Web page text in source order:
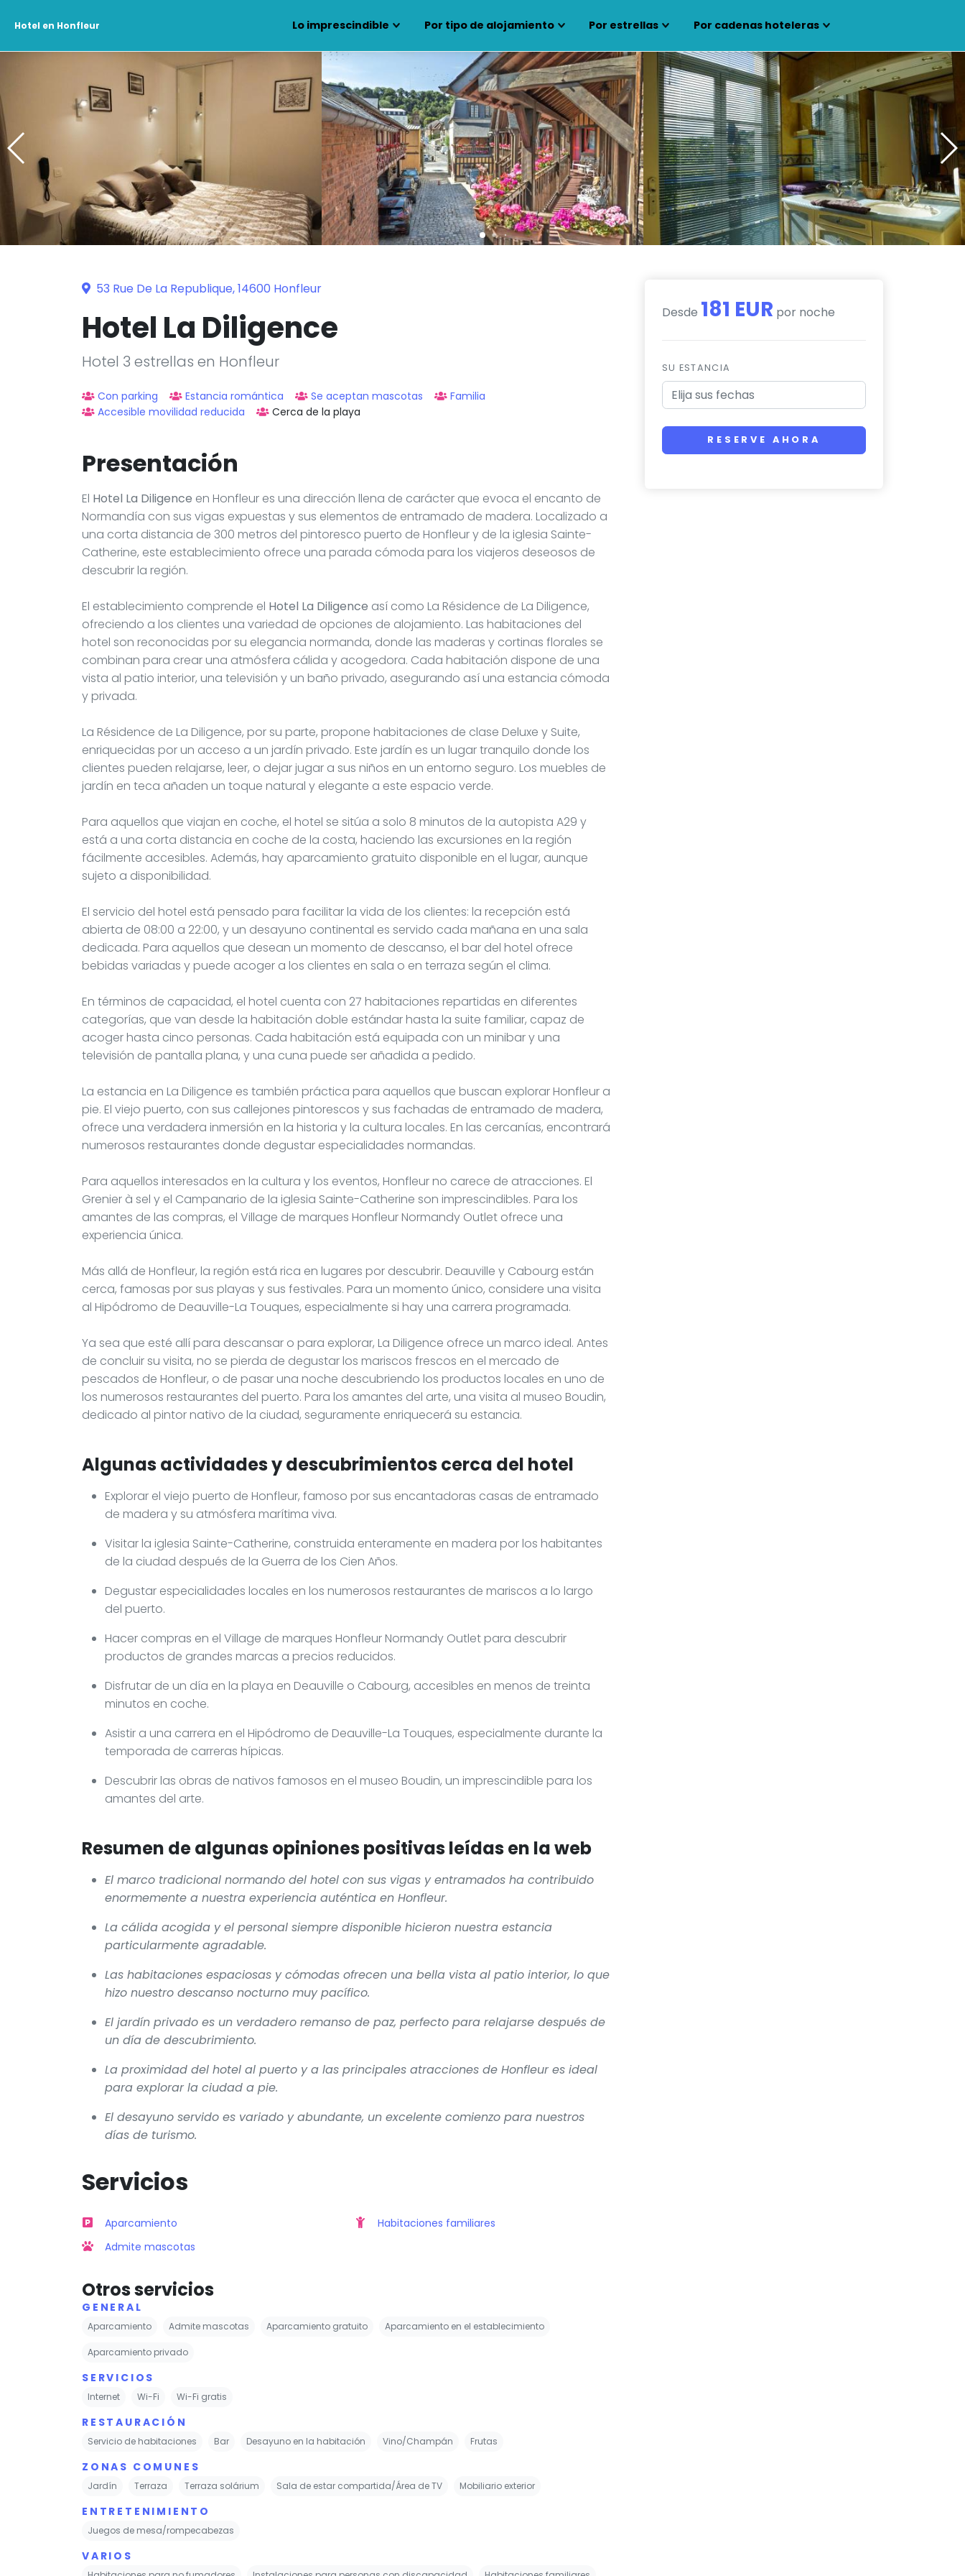
Hotel en Honfleur Lo imprescindible Por tipo de alojamiento Por estrellas Por cadenas hoteleras
53 Rue De La Republique, 14600 Honfleur
Hotel La Diligence
Hotel 3 estrellas en Honfleur
Con parking Estancia romántica Se aceptan mascotas
Familia
Accesible movilidad reducida
Cerca de la playa
Presentación
El Hotel La Diligence en Honfleur es una dirección llena de carácter que evoca el encanto de
Normandía con sus vigas expuestas y sus elementos de entramado de madera. Localizado a
una corta distancia de 300 metros del pintoresco puerto de Honfleur y de la iglesia Sainte-
Catherine, este establecimiento ofrece una parada cómoda para los viajeros deseosos de
descubrir la región.
El establecimiento comprende el Hotel La Diligence así como La Résidence de La Diligence,
ofreciendo a los clientes una variedad de opciones de alojamiento. Las habitaciones del
hotel son reconocidas por su elegancia normanda, donde las maderas y cortinas florales se
combinan para crear una atmósfera cálida y acogedora. Cada habitación dispone de una
vista al patio interior, una televisión y un baño privado, asegurando así una estancia cómoda
y privada.
La Résidence de La Diligence, por su parte, propone habitaciones de clase Deluxe y Suite,
enriquecidas por un acceso a un jardín privado. Este jardín es un lugar tranquilo donde los
clientes pueden relajarse, leer, o dejar jugar a sus niños en un entorno seguro. Los muebles de
jardín en teca añaden un toque natural y elegante a este espacio verde.
Para aquellos que viajan en coche, el hotel se sitúa a solo 8 minutos de la autopista A29 y
está a una corta distancia en coche de la costa, haciendo las excursiones en la región
fácilmente accesibles. Además, hay aparcamiento gratuito disponible en el lugar, aunque
sujeto a disponibilidad.
El servicio del hotel está pensado para facilitar la vida de los clientes: la recepción está
abierta de 08:00 a 22:00, y un desayuno continental es servido cada mañana en una sala
dedicada. Para aquellos que desean un momento de descanso, el bar del hotel ofrece
bebidas variadas y puede acoger a los clientes en sala o en terraza según el clima.
En términos de capacidad, el hotel cuenta con 27 habitaciones repartidas en diferentes
categorías, que van desde la habitación doble estándar hasta la suite familiar, capaz de
acoger hasta cinco personas. Cada habitación está equipada con un minibar y una
televisión de pantalla plana, y una cuna puede ser añadida a pedido.
La estancia en La Diligence es también práctica para aquellos que buscan explorar Honfleur a
pie. El viejo puerto, con sus callejones pintorescos y sus fachadas de entramado de madera,
ofrece una verdadera inmersión en la historia y la cultura locales. En las cercanías, encontrará
numerosos restaurantes donde degustar especialidades normandas.
Para aquellos interesados en la cultura y los eventos, Honfleur no carece de atracciones. El
Grenier à sel y el Campanario de la iglesia Sainte-Catherine son imprescindibles. Para los
amantes de las compras, el Village de marques Honfleur Normandy Outlet ofrece una
experiencia única.
Más allá de Honfleur, la región está rica en lugares por descubrir. Deauville y Cabourg están
cerca, famosas por sus playas y sus festivales. Para un momento único, considere una visita
al Hipódromo de Deauville-La Touques, especialmente si hay una carrera programada.
Ya sea que esté allí para descansar o para explorar, La Diligence ofrece un marco ideal. Antes
de concluir su visita, no se pierda de degustar los mariscos frescos en el mercado de
pescados de Honfleur, o de pasar una noche descubriendo los productos locales en uno de
los numerosos restaurantes del puerto. Para los amantes del arte, una visita al museo Boudin,
dedicado al pintor nativo de la ciudad, seguramente enriquecerá su estancia.
Algunas actividades y descubrimientos cerca del hotel
Explorar el viejo puerto de Honfleur, famoso por sus encantadoras casas de entramado
de madera y su atmósfera marítima viva.
Visitar la iglesia Sainte-Catherine, construida enteramente en madera por los habitantes
de la ciudad después de la Guerra de los Cien Años.
Degustar especialidades locales en los numerosos restaurantes de mariscos a lo largo
del puerto.
Hacer compras en el Village de marques Honfleur Normandy Outlet para descubrir
productos de grandes marcas a precios reducidos.
Disfrutar de un día en la playa en Deauville o Cabourg, accesibles en menos de treinta
minutos en coche.
Asistir a una carrera en el Hipódromo de Deauville-La Touques, especialmente durante la
temporada de carreras hípicas.
Descubrir las obras de nativos famosos en el museo Boudin, un imprescindible para los
amantes del arte.
Resumen de algunas opiniones positivas leídas en la web
El marco tradicional normando del hotel con sus vigas y entramados ha contribuido
enormemente a nuestra experiencia auténtica en Honfleur.
La cálida acogida y el personal siempre disponible hicieron nuestra estancia
particularmente agradable.
Las habitaciones espaciosas y cómodas ofrecen una bella vista al patio interior, lo que
hizo nuestro descanso nocturno muy pacífico.
El jardín privado es un verdadero remanso de paz, perfecto para relajarse después de
un día de descubrimiento.
La proximidad del hotel al puerto y a las principales atracciones de Honfleur es ideal
para explorar la ciudad a pie.
El desayuno servido es variado y abundante, un excelente comienzo para nuestros
días de turismo.
Servicios
Aparcamiento
Admite mascotas
Habitaciones familiares
Otros servicios
GENERAL
Aparcamiento Admite mascotas Aparcamiento gratuito Aparcamiento en el establecimiento
Aparcamiento privado
SERVICIOS
Internet Wi-Fi Wi-Fi gratis
RESTAURACIÓN
Servicio de habitaciones Bar Desayuno en la habitación Vino/Champán Frutas
ZONAS COMUNES
Jardín Terraza Terraza solárium Sala de estar compartida/Área de TV Mobiliario exterior
ENTRETENIMIENTO
Juegos de mesa/rompecabezas
VARIOS
Desde 181 EUR por noche
SU ESTANCIA
RESERVE AHORA